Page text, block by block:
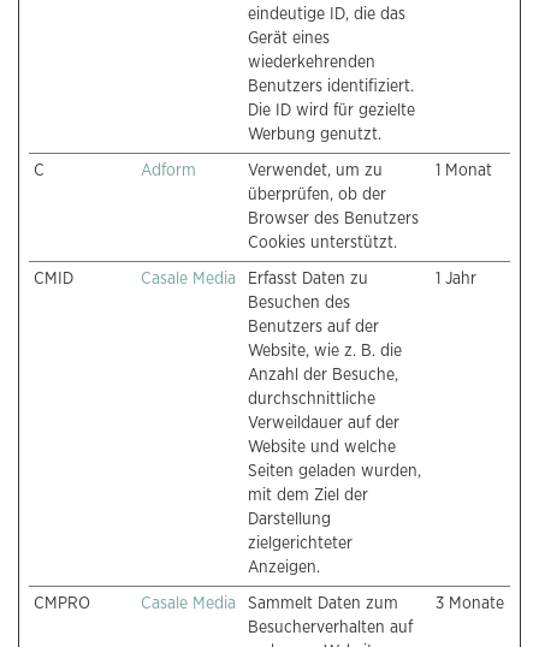
eindeutige ID, die das
Gerät eines
wiederkehrenden
Benutzers identifiziert.
Die ID wird für gezielte
Werbung genutzt.
C Adform
Verwendet, um zu
überprüfen, ob der
Browser des Benutzers
Cookies unterstützt.
1 Monat
CMID Casale Media
Erfasst Daten zu
Besuchen des
Benutzers auf der
Website, wie z. B. die
Anzahl der Besuche,
durchschnittliche
Verweildauer auf der
Website und welche
Seiten geladen wurden,
mit dem Ziel der
Darstellung
zielgerichteter
Anzeigen.
1 Jahr
CMPRO Casale Media
Sammelt Daten zum
Besucherverhalten auf
3 Monate